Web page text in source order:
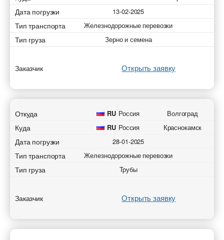
Дата погрузки 13-02-2025
Тип транспорта Железнодорожные перевозки
Тип груза Зерно и семена
Заказчик Открыть заявку
Откуда RU Россия Волгоград
Куда RU Россия Краснокамск
Дата погрузки 28-01-2025
Тип транспорта Железнодорожные перевозки
Тип груза Трубы
Заказчик Открыть заявку